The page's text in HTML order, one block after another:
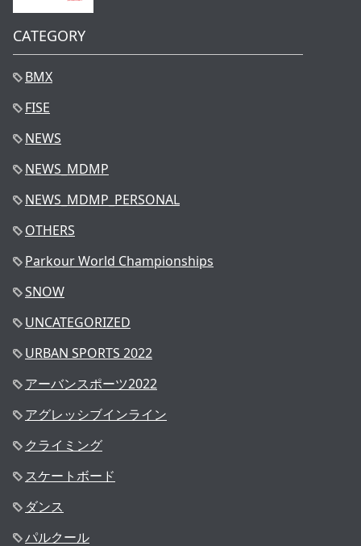
CATEGORY
BMX
FISE
NEWS
NEWS_MDMP
NEWS_MDMP_PERSONAL
OTHERS
Parkour World Championships
SNOW
UNCATEGORIZED
URBAN SPORTS 2022
アーバンスポーツ2022
アグレッシブインライン
クライミング
スケートボード
ダンス
パルクール